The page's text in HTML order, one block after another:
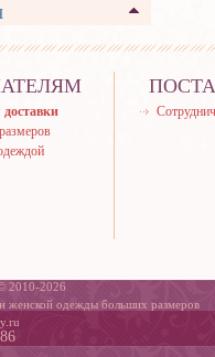
2010-2026
женской одежды больших размеров